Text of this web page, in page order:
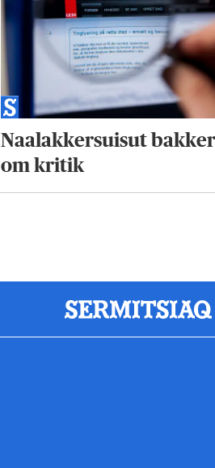
Naalakkersuisut
om kritik